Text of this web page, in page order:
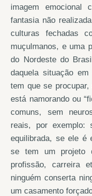
imagem emocional
fantasia não
culturas fechadas
muçulmanos, e uma
do Nordeste do
daquela situação
tem que se
está namorando ou
comuns, sem
reais, por
equilibrada, se ele é
se tem um projeto
profissão, carreira
ninguém conserta
um casamento